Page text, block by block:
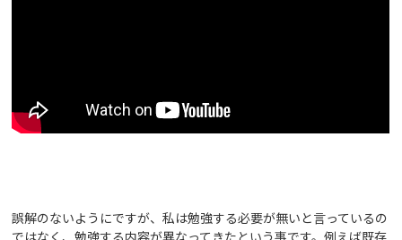
誤解のないようにですが、私は勉強する必要が無いと言っているの